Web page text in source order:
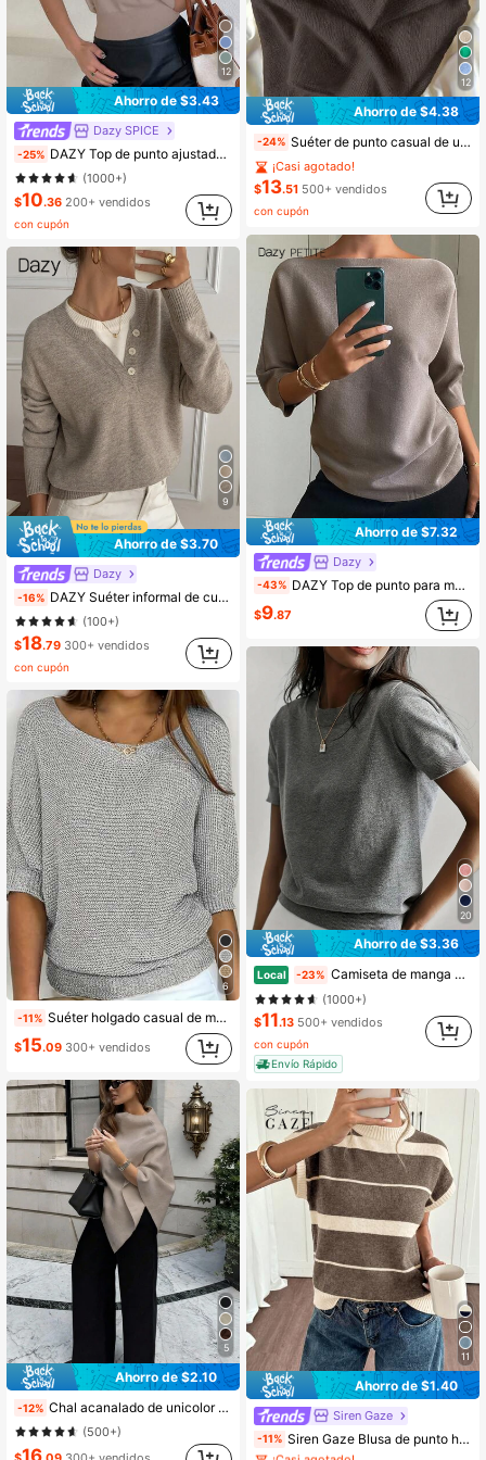
12
Ahorro de $3.43
Dazy SPICE
-25% DAZY Top de punto ajustado de hombros descubiertos de unicolor para mujer en verano
(1000+)
$10.36 200+ vendidos
con cupón
9
Ahorro de $3.70
Dazy
-16% DAZY Suéter informal de cuello henley con bloques de color, suéter de punto suave 2 en 1 para mujer en otoño
(100+)
$18.79 300+ vendidos
con cupón
6
-11% Suéter holgado casual de mujer de unicolor con cuello redondo, semi-transparente, manga corta, estilo oversize, para primavera/verano y otoño
$15.09 300+ vendidos
5
Ahorro de $2.10
-12% Chal acanalado de unicolor de moda, para uso diario, otoño/invierno primavera
(500+)
12
Ahorro de $4.38
-24% Suéter de punto casual de unicolor marrón para otoño
¡Casi agotado!
$13.51 500+ vendidos
con cupón
Ahorro de $7.32
Dazy
-43% DAZY Top de punto para mujer, estilo coreano petite
$9.87
20
Ahorro de $3.36
Local -23% Camiseta de manga corta minimalista fina y ligera para mujer, Tops de punto de unicolor para el verano
(1000+)
$11.13 500+ vendidos
con cupón
Envío Rápido
11
Ahorro de $1.40
Siren Gaze
-11% Siren Gaze Blusa de punto holgada de cuello redondo y manga corta a rayas, para verano
#2 Más vendidos
¡Casi agotado!